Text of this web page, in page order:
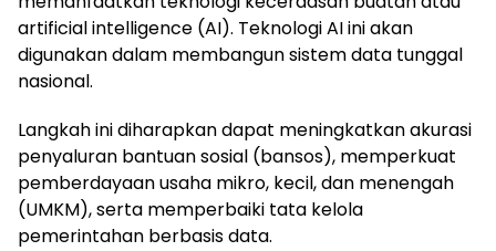
artificial intelligence (AI). Teknologi AI ini akan
digunakan dalam membangun sistem data tunggal
nasional.
Langkah ini diharapkan dapat meningkatkan akurasi
penyaluran bantuan sosial (bansos), memperkuat
pemberdayaan usaha mikro, kecil, dan menengah
(UMKM), serta memperbaiki tata kelola
pemerintahan berbasis data.